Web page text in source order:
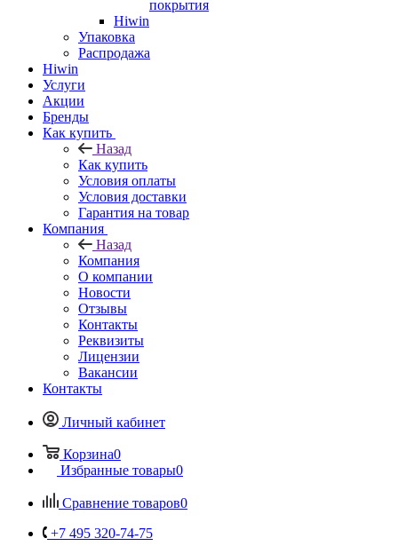
покрытия
Hiwin
Упаковка
Распродажа
Hiwin
Услуги
Акции
Бренды
Как купить
Назад
Как купить
Условия оплаты
Условия доставки
Гарантия на товар
Компания
Назад
Компания
О компании
Новости
Отзывы
Контакты
Реквизиты
Лицензии
Вакансии
Контакты
Личный кабинет
Корзина0
Избранные товары0
Сравнение товаров0
+7 495 320-74-75